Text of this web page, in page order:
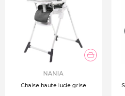
NANIA
Chaise haute lucie grise